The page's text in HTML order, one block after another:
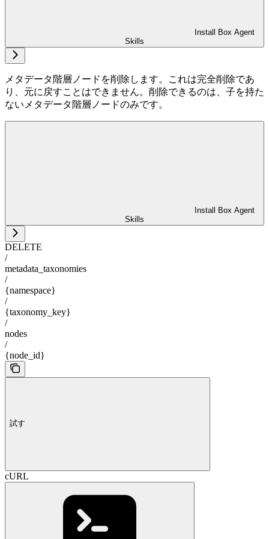
Install Box Agent
Skills
メタデータ階層ノードを削除します。これは完全削除であ
り、元に戻すことはできません。削除できるのは、子を持た
ないメタデータ階層ノードのみです。
Install Box Agent
Skills
DELETE
/
metadata_taxonomies
/
{namespace}
/
{taxonomy_key}
/
nodes
/
{node_id}
試す
cURL